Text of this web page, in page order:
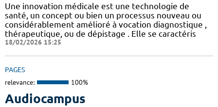
Une innovation médicale est une technologie de
santé, un concept ou bien un processus nouveau ou
considérablement amélioré à vocation diagnostique ,
thérapeutique, ou de dépistage . Elle se caractéris
18/02/2026 15:25
PAGES
relevance: 100%
Audiocampus